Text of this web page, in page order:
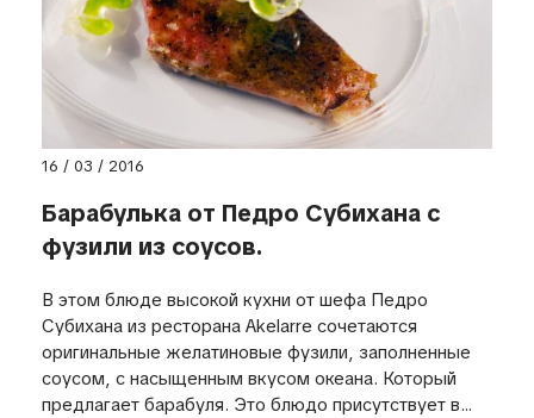
16 / 03 / 2016
Барабулька от Педро Субихана с
фузили из соусов.
В этом блюде высокой кухни от шефа Педро
Субихана из ресторана Akelarre сочетаются
оригинальные желатиновые фузили, заполненные
соусом, с насыщенным вкусом океана. Который
предлагает барабуля. Это блюдо присутствует в...